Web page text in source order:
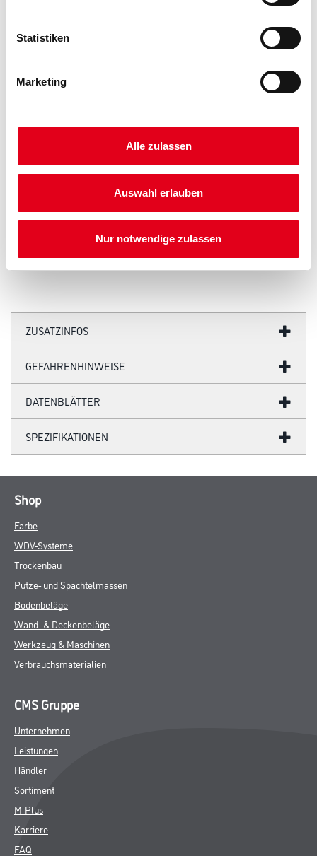
Statistiken
Marketing
Alle zulassen
Auswahl erlauben
Nur notwendige zulassen
Produkteigenschaft
Bewegungsfugenprofil aus PVC mit Mittelteil aus Weich-PVC und
Flächen. Zusätzlich mit zwei abreißbaren Schutzstreifen zum
Wand-oder Deckenbereich, entsprechend den Anforderungen der
ZUSATZINFOS
GEFAHRENHINWEISE
DATENBLÄTTER
SPEZIFIKATIONEN
Shop
Farbe
WDV-Systeme
Trockenbau
Putze- und Spachtelmassen
Bodenbeläge
Wand- & Deckenbeläge
Werkzeug & Maschinen
Verbrauchsmaterialien
CMS Gruppe
Unternehmen
Leistungen
Händler
Sortiment
M-Plus
Karriere
FAQ